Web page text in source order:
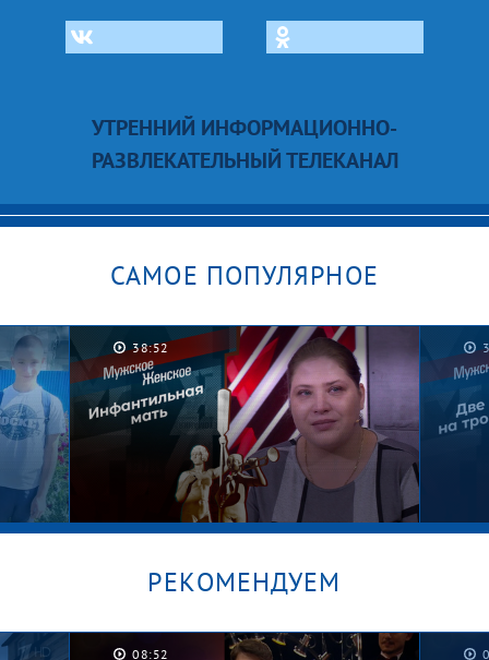
УТРЕННИЙ ИНФОРМАЦИОННО-
РАЗВЛЕКАТЕЛЬНЫЙ ТЕЛЕКАНАЛ
САМОЕ ПОПУЛЯРНОЕ
38:52
РЕКОМЕНДУЕМ
08:52